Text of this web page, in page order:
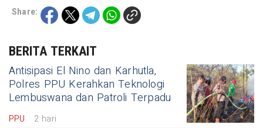
Share:
BERITA TERKAIT
Antisipasi El Nino dan Karhutla,
Polres PPU Kerahkan Teknologi
Lembuswana dan Patroli Terpadu
PPU 2 hari